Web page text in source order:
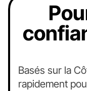
Basés sur la
rapidement